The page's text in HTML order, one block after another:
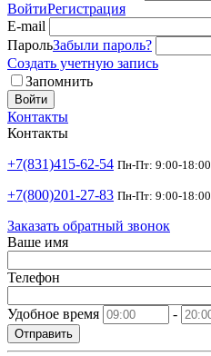
ВойтиРегистрация
E-mail
ПарольЗабыли пароль?
Создать учетную запись
Запомнить
Войти
Контакты
Контакты
+7(831)415-62-54 Пн-Пт: 9:00-18:00
+7(800)201-27-83 Пн-Пт: 9:00-18:00
Заказать обратный звонок
Ваше имя
Телефон
Удобное время -
Отправить